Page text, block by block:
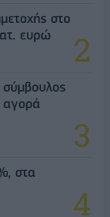
στο
ευρώ
αγορά
στα